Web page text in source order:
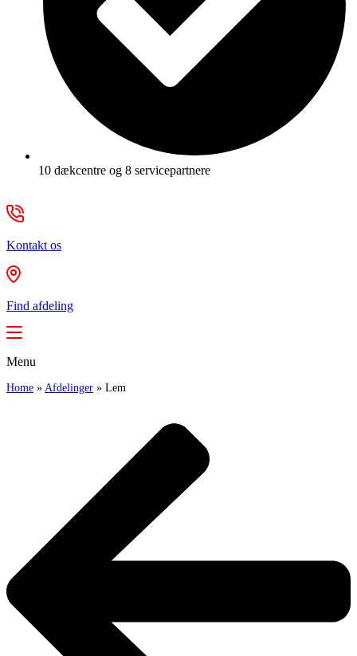
10 dækcentre og 8 servicepartnere
Kontakt os
Find afdeling
Menu
Home » Afdelinger » Lem